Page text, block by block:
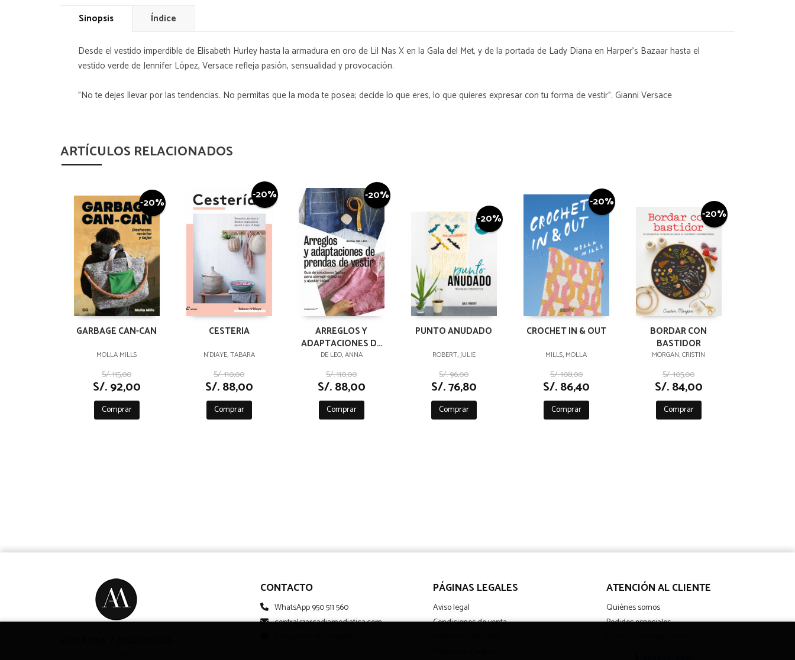
Sinopsis Índice
Desde el vestido imperdible de Elisabeth Hurley hasta la armadura en oro de Lil Nas X en la Gala del Met, y de la portada de Lady Diana en Harper's Bazaar hasta el
vestido verde de Jennifer López, Versace refleja pasión, sensualidad y provocación.
"No te dejes llevar por las tendencias. No permitas que la moda te posea; decide lo que eres, lo que quieres expresar con tu forma de vestir". Gianni Versace
ARTÍCULOS RELACIONADOS
-20%
GARBAGE CAN-CAN
MOLLA MILLS
S/. 115,00
S/. 92,00
Comprar
-20%
CESTERIA
N´DIAYE, TABARA
S/. 110,00
S/. 88,00
Comprar
-20%
ARREGLOS Y
ADAPTACIONES DE
PRENDAS DE VESTIR
-GUÍA DE
SOLUCIONES FÁCILES
PARA CO
DE LEO, ANNA
S/. 110,00
S/. 88,00
Comprar
-20%
PUNTO ANUDADO
ROBERT, JULIE
S/. 96,00
S/. 76,80
Comprar
-20%
CROCHET IN & OUT
MILLS, MOLLA
S/. 108,00
S/. 86,40
Comprar
-20%
BORDAR CON
BASTIDOR
MORGAN, CRISTIN
S/. 105,00
S/. 84,00
Comprar
CONTACTO
WhatsApp 950 511 560
central@arcadiamediatica.com
PÁGINAS LEGALES
Aviso legal
Condiciones de venta
ATENCIÓN AL CLIENTE
Quiénes somos
Pedidos especiales